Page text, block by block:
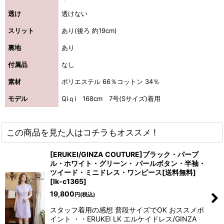
透け 透けない
スリット あり(後ろ 約19cm)
裏地 あり
付属品 なし
素材 ポリエステル 66％コットン 34％
モデル Qiｑi 168cm 7号(Sサイズ)着用
この商品を見た人はコチラもオススメ !
[ERUKEI/GINZA COUTURE]ブラック・パープ
ル・ホワイト・グリーン・ パールボタン・半袖・
ツイード・ミニドレス・ワンピース[送料無料]
[lk-c1365]
19,800 円 (税込)
スタッフ着用の感想 普段サイズでOK おススメポ
イント ・・ERUKEI LK エルケイドレス/GINZA